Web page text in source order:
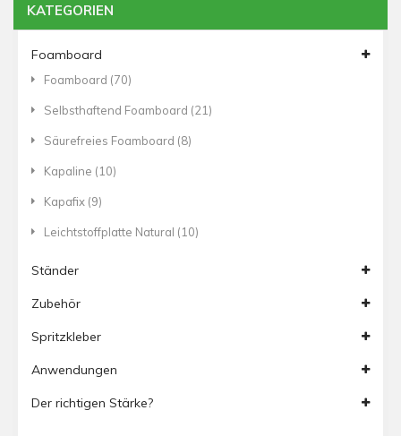
KATEGORIEN
Foamboard
Foamboard (70)
Selbsthaftend Foamboard (21)
Säurefreies Foamboard (8)
Kapaline (10)
Kapafix (9)
Leichtstoffplatte Natural (10)
Ständer
Zubehör
Spritzkleber
Anwendungen
Der richtigen Stärke?